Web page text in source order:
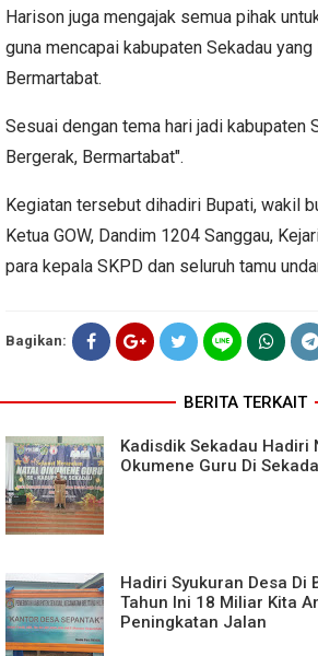
Harison juga mengajak semua pihak
guna mencapai kabupaten Sekadau yang
Bermartabat.
Sesuai dengan tema hari jadi kabupaten
Bergerak, Bermartabat".
Kegiatan tersebut dihadiri Bupati, wakil
Ketua GOW, Dandim 1204 Sanggau,
para kepala SKPD dan seluruh tamu
Bagikan:
BERITA TERKAIT
Kadisdik Sekadau Hadiri
Okumene Guru Di
Hadiri Syukuran Desa Di
Tahun Ini 18 Miliar Kita
Peningkatan Jalan